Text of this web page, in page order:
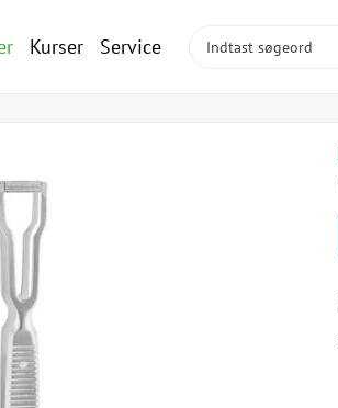
Kurser Service